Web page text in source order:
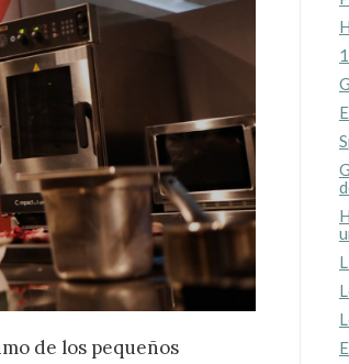
de los pequeños